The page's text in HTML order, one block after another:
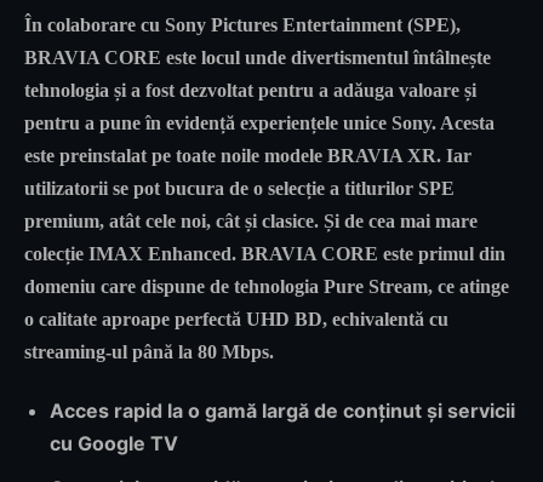
În colaborare cu Sony Pictures Entertainment (SPE),
BRAVIA CORE este locul unde divertismentul întâlnește
tehnologia și a fost dezvoltat pentru a adăuga valoare și
pentru a pune în evidență experiențele unice Sony. Acesta
este preinstalat pe toate noile modele BRAVIA XR. Iar
utilizatorii se pot bucura de o selecție a titlurilor SPE
premium, atât cele noi, cât și clasice. Și de cea mai mare
colecție IMAX Enhanced. BRAVIA CORE este primul din
domeniu care dispune de tehnologia Pure Stream, ce atinge
o calitate aproape perfectă UHD BD, echivalentă cu
streaming-ul până la 80 Mbps.
Acces rapid la o gamă largă de conținut și servicii
cu Google TV